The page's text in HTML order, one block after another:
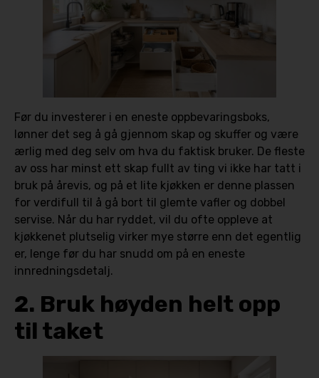
Før du investerer i en eneste oppbevaringsboks,
lønner det seg å gå gjennom skap og skuffer og være
ærlig med deg selv om hva du faktisk bruker. De fleste
av oss har minst ett skap fullt av ting vi ikke har tatt i
bruk på årevis, og på et lite kjøkken er denne plassen
for verdifull til å gå bort til glemte vafler og dobbel
servise. Når du har ryddet, vil du ofte oppleve at
kjøkkenet plutselig virker mye større enn det egentlig
er, lenge før du har snudd om på en eneste
innredningsdetalj.
2. Bruk høyden helt opp
til taket